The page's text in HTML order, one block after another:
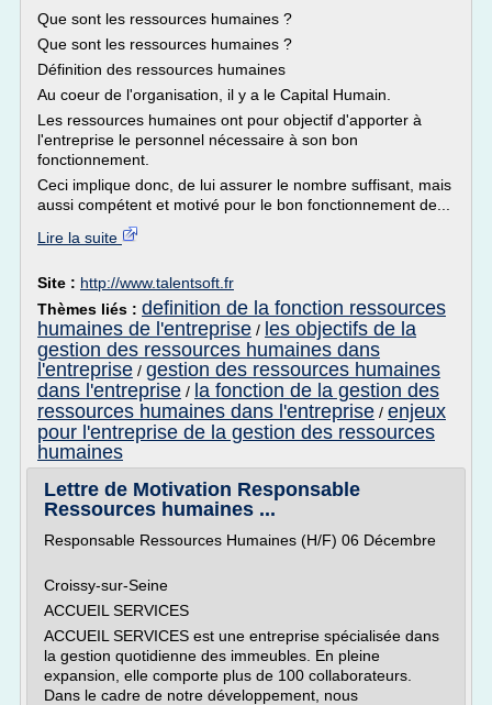
Que sont les ressources humaines ?
Que sont les ressources humaines ?
Définition des ressources humaines
Au coeur de l'organisation, il y a le Capital Humain.
Les ressources humaines ont pour objectif d'apporter à
l'entreprise le personnel nécessaire à son bon
fonctionnement.
Ceci implique donc, de lui assurer le nombre suffisant, mais
aussi compétent et motivé pour le bon fonctionnement de...
Lire la suite
Site : http://www.talentsoft.fr
Thèmes liés : definition de la fonction ressources
humaines de l'entreprise / les objectifs de la
gestion des ressources humaines dans
l'entreprise / gestion des ressources humaines
dans l'entreprise / la fonction de la gestion des
ressources humaines dans l'entreprise / enjeux
pour l'entreprise de la gestion des ressources
humaines
Lettre de Motivation Responsable
Ressources humaines ...
Responsable Ressources Humaines (H/F) 06 Décembre
Croissy-sur-Seine
ACCUEIL SERVICES
ACCUEIL SERVICES est une entreprise spécialisée dans
la gestion quotidienne des immeubles. En pleine
expansion, elle comporte plus de 100 collaborateurs.
Dans le cadre de notre développement, nous